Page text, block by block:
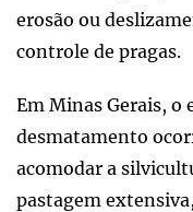
erosão ou
controle de pragas.
Em Minas Gerais, o
desmatamento
acomodar a
pastagem